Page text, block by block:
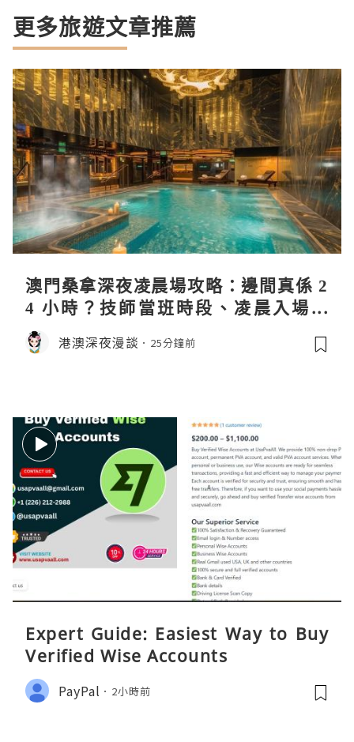
更多旅遊文章推薦
澳門桑拿深夜凌晨場攻略：邊間真係 2
4 小時？技師當班時段、凌晨入場流
程、過夜安排一次過講清
港澳深夜漫談 25分鐘前
Expert Guide: Easiest Way to Buy
Verified Wise Accounts
PayPal 2小時前